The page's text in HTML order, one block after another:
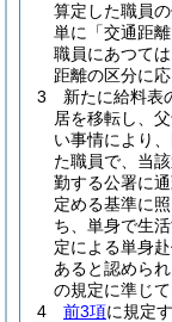
算定した職員
単に「交通距
職員にあつて
距離の区分に
3
新たに給料表
居を移転し、
い事情により
た職員で、当
勤する公署に
定める基準に
ち、単身で生
定による単身
あると認めら
の規定に準じ
4
前3項に規定